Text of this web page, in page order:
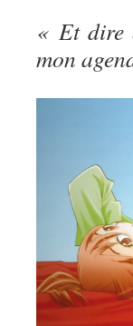
« Et dire
mon